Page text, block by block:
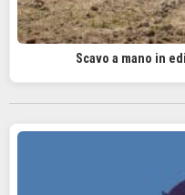
Scavo a mano in